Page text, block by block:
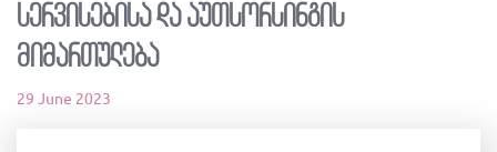
სერვისებისა და აუთსორსინგის
მიმართულება
29 June 2023